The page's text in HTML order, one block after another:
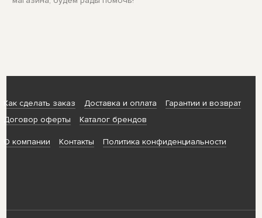
Как сделать заказ Доставка и оплата
Гарантии и возврат
Договор оферты
Каталог брендов
О компании Контакты Политика конфиденциальности